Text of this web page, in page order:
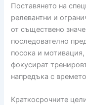
Поставянето на
релевантни и
от съществено
последователно
посока и
фокусират
напредъка с
Краткосрочните